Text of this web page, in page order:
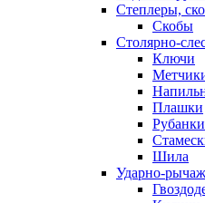
Степлеры,
Скобы
Столярно-
Ключи
Плашки
Рубанки
Шила
Ударно-